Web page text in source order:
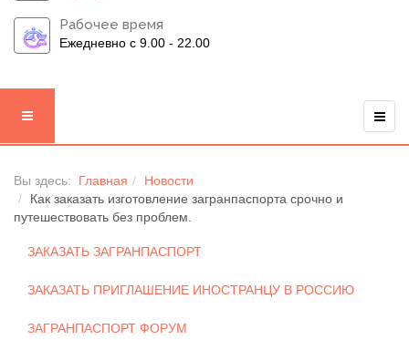
Рабочее время
Ежедневно с 9.00 - 22.00
Вы здесь: Главная
Новости
Как заказать изготовление загранпаспорта срочно и
путешествовать без проблем.
ЗАКАЗАТЬ ЗАГРАНПАСПОРТ
ЗАКАЗАТЬ ПРИГЛАШЕНИЕ ИНОСТРАНЦУ В РОССИЮ
ЗАГРАНПАСПОРТ ФОРУМ